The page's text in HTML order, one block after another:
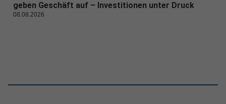
geben Geschäft auf – Investitionen unter Druck
08.08.2026